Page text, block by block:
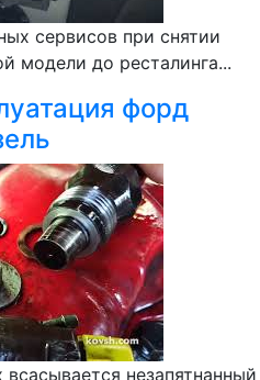
сервисов при снятии
модели до ресталинга...
форд
незапятнанный